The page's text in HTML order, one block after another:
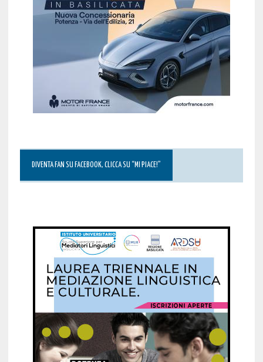
DIVENTA FAN SU FACEBOOK, CLICCA SU “MI PIACE!”